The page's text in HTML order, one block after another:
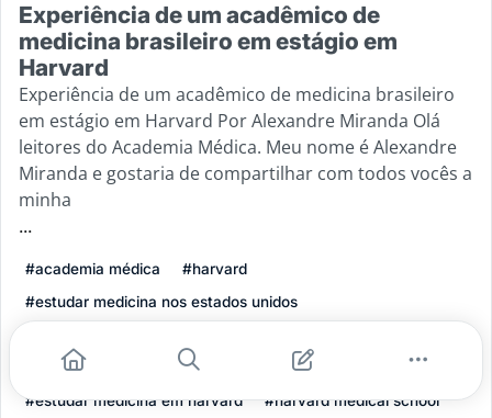
Experiência de um acadêmico de
medicina brasileiro em estágio em
Harvard
Experiência de um acadêmico de medicina brasileiro
em estágio em Harvard Por Alexandre Miranda Olá
leitores do Academia Médica. Meu nome é Alexandre
Miranda e gostaria de compartilhar com todos vocês a
minha
...
#academia médica
#harvard
#estudar medicina nos estados unidos
#escola de medicina de harvard
#estudar medicina em harvard
#harvard medical school